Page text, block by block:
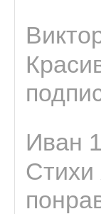
Иван
Стихи